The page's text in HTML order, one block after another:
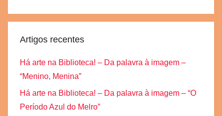
Artigos recentes
Há arte na Biblioteca! – Da palavra à imagem –
“Menino, Menina”
Há arte na Biblioteca! – Da palavra à imagem – “O
Período Azul do Melro”